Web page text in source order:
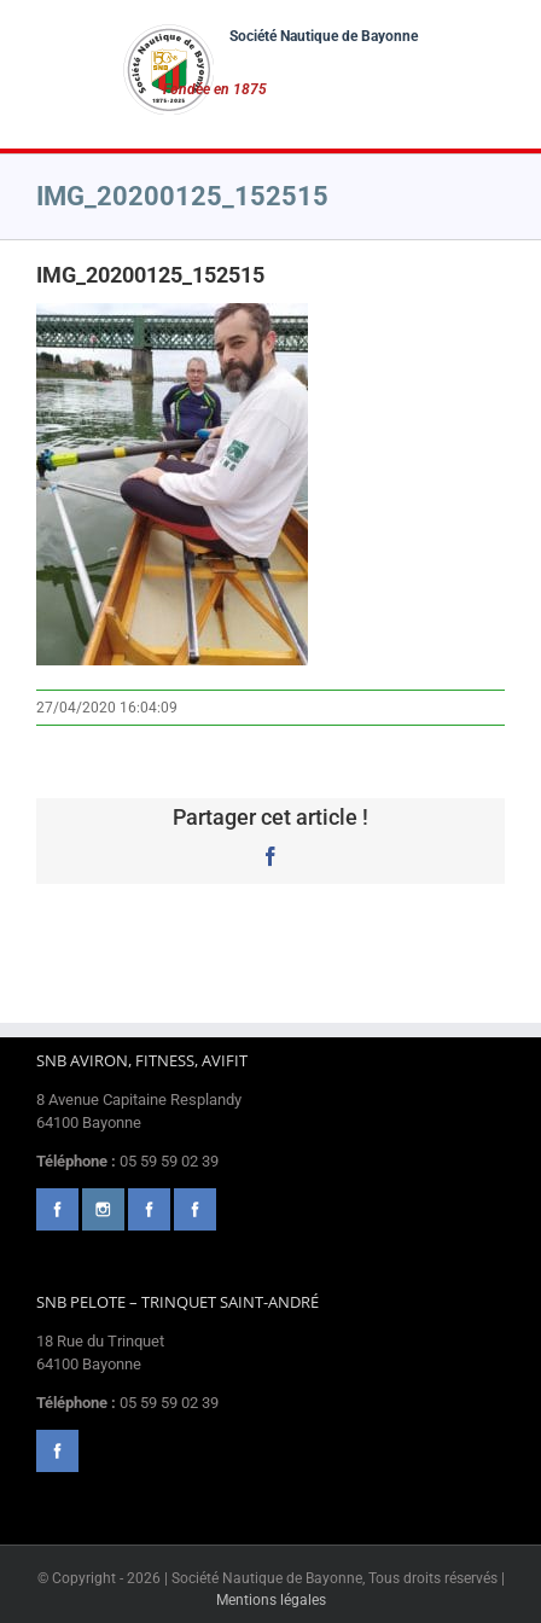
IMG_20200125_152515
IMG_20200125_152515
27/04/2020 16:04:09
Partager cet article !
SNB AVIRON, FITNESS, AVIFIT
8 Avenue Capitaine Resplandy
64100 Bayonne
Téléphone : 05 59 59 02 39
SNB PELOTE – TRINQUET SAINT-ANDRÉ
18 Rue du Trinquet
64100 Bayonne
Téléphone : 05 59 59 02 39
© Copyright - 2026 | Société Nautique de Bayonne, Tous droits réservés |
Mentions légales